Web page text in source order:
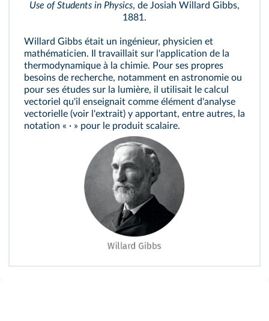
Use of Students in Physics, de Josiah Willard Gibbs,
1881.
Willard Gibbs était un ingénieur, physicien et
mathématicien. Il travaillait sur l'application de la
thermodynamique à la chimie. Pour ses propres
besoins de recherche, notamment en astronomie ou
pour ses études sur la lumière, il utilisait le calcul
vectoriel qu'il enseignait comme élément d'analyse
vectorielle (voir l'extrait) y apportant, entre autres, la
notation « · » pour le produit scalaire.